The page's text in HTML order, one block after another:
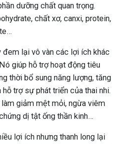
dưỡng chất quan trọng.
chất xơ, canxi, protein,
lại vô vàn các lợi ích khác
giúp hỗ trợ hoạt động tiêu
thời bổ sung năng lượng, tăng
trợ sự phát triển của thai nhi.
làm giảm mệt mỏi, ngừa viêm
dị tật ống thần kinh…
lợi ích nhưng thanh long lại